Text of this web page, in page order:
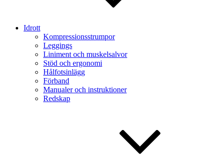
Idrott
Kompressionsstrumpor
Leggings
Liniment och muskelsalvor
Stöd och ergonomi
Hålfotsinlägg
Förband
Manualer och instruktioner
Redskap